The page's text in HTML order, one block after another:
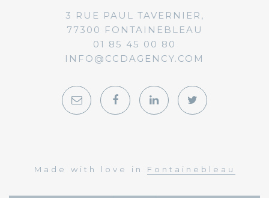
3 RUE PAUL TAVERNIER,
77300 FONTAINEBLEAU
01 85 45 00 80
INFO@CCDAGENCY.COM
Made with love in Fontainebleau